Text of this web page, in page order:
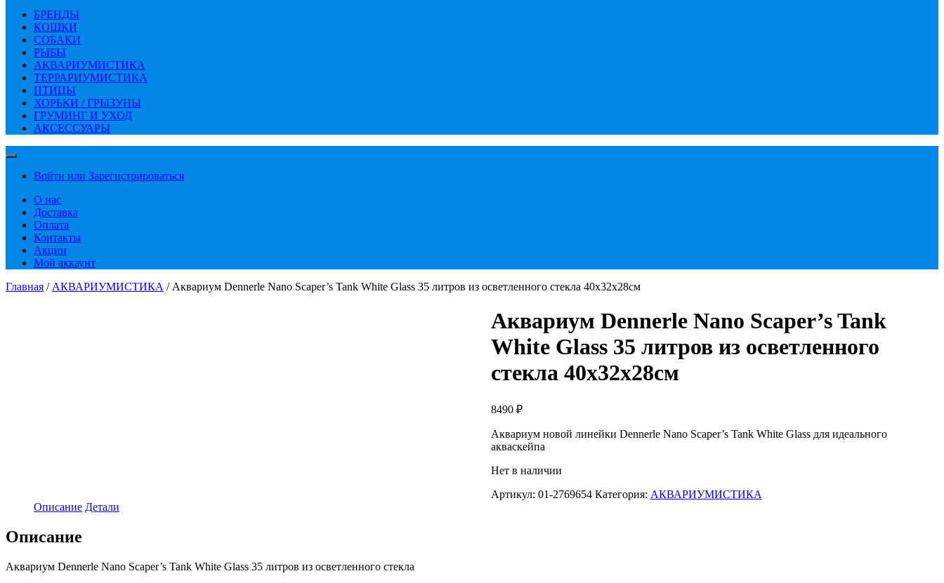
БРЕНДЫ
КОШКИ
СОБАКИ
РЫБЫ
АКВАРИУМИСТИКА
ТЕРРАРИУМИСТИКА
ПТИЦЫ
ХОРЬКИ / ГРЫЗУНЫ
ГРУМИНГ И УХОД
АКСЕССУАРЫ
Войти или Зарегистрироваться
О нас
Доставка
Оплата
Контакты
Акции
Мой аккаунт
Главная / АКВАРИУМИСТИКА / Аквариум Dennerle Nano Scaper’s Tank White Glass 35 литров из осветленного стекла 40х32х28см
Аквариум Dennerle Nano Scaper’s Tank
White Glass 35 литров из осветленного
стекла 40х32х28см
8490 ₽
Аквариум новой линейки Dennerle Nano Scaper’s Tank White Glass для идеального
акваскейпа
Нет в наличии
Артикул: 01-2769654 Категория: АКВАРИУМИСТИКА
Описание Детали
Описание
Аквариум Dennerle Nano Scaper’s Tank White Glass 35 литров из осветленного стекла